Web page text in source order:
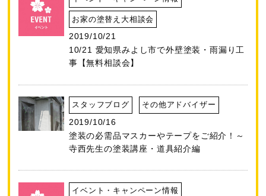
お家の塗替え大相談会
2019/10/21
10/21 愛知県みよし市で外壁塗装・雨漏り工
事【無料相談会】
スタッフブログ その他アドバイザー
2019/10/16
塗装の必需品マスカーやテープをご紹介！～
寺西先生の塗装講座・道具紹介編
イベント・キャンペーン情報